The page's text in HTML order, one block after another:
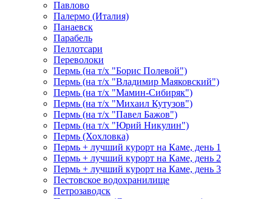
Павлово
Палермо (Италия)
Панаевск
Парабель
Пеллотсари
Переволоки
Пермь (на т/х "Борис Полевой")
Пермь (на т/х "Владимир Маяковский")
Пермь (на т/х "Мамин-Сибиряк")
Пермь (на т/х "Михаил Кутузов")
Пермь (на т/х "Павел Бажов")
Пермь (на т/х "Юрий Никулин")
Пермь (Хохловка)
Пермь + лучший курорт на Каме, день 1
Пермь + лучший курорт на Каме, день 2
Пермь + лучший курорт на Каме, день 3
Пестовское водохранилище
Петрозаводск